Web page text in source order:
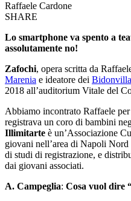
Raffaele Cardone
SHARE
Lo smartphone va spento a
assolutamente no!
Zafochi, opera scritta da
Marenia e ideatore dei
2018 all’auditorium Vitale del
Abbiamo incontrato Raffaele
registrava un coro di bambini
Illimitarte è un’Associazione
giovani nell’area di Napoli Nord
di studi di registrazione, e
dai giovani associati.
A. Campeglia: Cosa vuol dire